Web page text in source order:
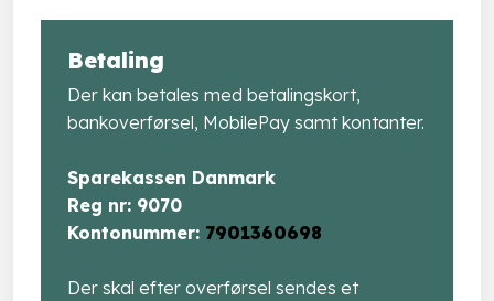
Betaling
Der kan betales med betalingskort,
bankoverførsel, MobilePay samt kontanter.
Sparekassen Danmark
​Reg nr: 9070
​Kontonummer: 7901360698
Der skal efter overførsel sendes et